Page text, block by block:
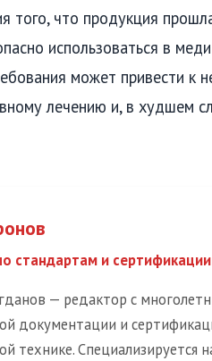
того, что продукция
использоваться в
может привести к
лечению и, в худшем
стандартам и сертификации
— редактор с
документации и
технике. Специализируется